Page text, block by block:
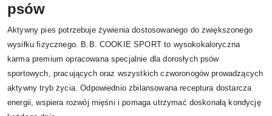
psów
Aktywny pies potrzebuje żywienia dostosowanego do zwiększonego
wysiłku fizycznego. B.B. COOKIE SPORT to wysokokaloryczna
karma premium opracowana specjalnie dla dorosłych psów
sportowych, pracujących oraz wszystkich czworonogów prowadzących
aktywny tryb życia. Odpowiednio zbilansowana receptura dostarcza
energii, wspiera rozwój mięśni i pomaga utrzymać doskonałą kondycję